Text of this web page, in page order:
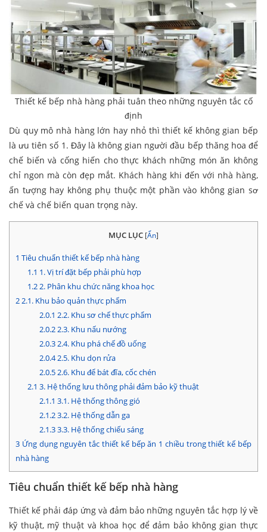
Thiết kế bếp nhà hàng phải tuân theo những nguyên tắc cố
định
Dù quy mô nhà hàng lớn hay nhỏ thì thiết kế không gian bếp
là ưu tiên số 1. Đây là không gian người đầu bếp thăng hoa để
chế biến và cống hiến cho thực khách những món ăn không
chỉ ngon mà còn đẹp mắt. Khách hàng khi đến với nhà hàng,
ấn tượng hay không phụ thuộc một phần vào không gian sơ
chế và chế biến quan trọng này.
MỤC LỤC [Ẩn]
1 Tiêu chuẩn thiết kế bếp nhà hàng
1.1 1. Vị trí đặt bếp phải phù hợp
1.22. Phân khu chức năng khoa học
22.1. Khu bảo quản thực phẩm
2.0.1 2.2. Khu sơ chế thực phẩm
2.0.22.3. Khu nấu nướng
2.0.32.4. Khu phá chế đồ uống
2.0.42.5. Khu dọn rửa
2.0.52.6. Khu để bát đĩa, cốc chén
2.1 3. Hệ thống lưu thông phải đảm bảo kỹ thuật
2.1.1 3.1. Hệ thống thông gió
2.1.23.2. Hệ thống dẫn ga
2.1.33.3. Hệ thống chiếu sáng
3 Ứng dụng nguyên tắc thiết kế bếp ăn 1 chiều trong thiết kế bếp
nhà hàng
Tiêu chuẩn thiết kế bếp nhà hàng
Thiết kế phải đáp ứng và đảm bảo những nguyên tắc hợp lý về
kỹ thuật, mỹ thuật và khoa học để đảm bảo không gian thực